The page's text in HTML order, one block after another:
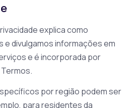
explica como
e divulgamos informações em
e é incorporada por
por região podem ser
para residentes da